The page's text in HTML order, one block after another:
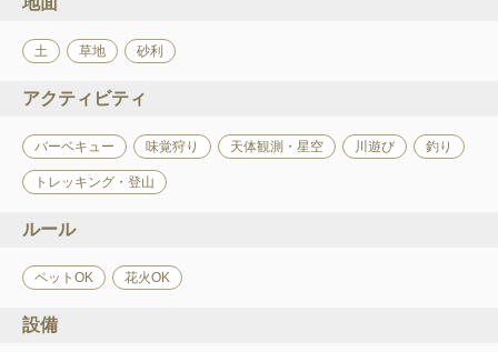
土 草地 砂利
アクティビティ
バーベキュー 味覚狩り 天体観測・星空 川遊び 釣り
トレッキング・登山
ルール
ペットOK 花火OK
設備